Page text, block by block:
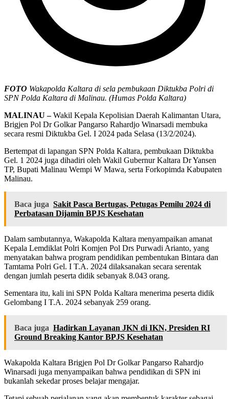
FOTO Wakapolda Kaltara di sela pembukaan Diktukba Polri di
SPN Polda Kaltara di Malinau. (Humas Polda Kaltara)
MALINAU –Wakil Kepala Kepolisian Daerah Kalimantan Utara,
Brigjen Pol Dr Golkar Pangarso Rahardjo Winarsadi membuka
secara resmi Diktukba Gel. I 2024 pada Selasa (13/2/2024).
Bertempat di lapangan SPN Polda Kaltara, pembukaan Diktukba
Gel. 1 2024 juga dihadiri oleh Wakil Gubernur Kaltara Dr Yansen
TP, Bupati Malinau Wempi W Mawa, serta Forkopimda Kabupaten
Malinau.
Baca juga Sakit Pasca Bertugas, Petugas Pemilu 2024 di
Perbatasan Dijamin BPJS Kesehatan
Dalam sambutannya, Wakapolda Kaltara menyampaikan amanat
Kepala Lemdiklat Polri Komjen Pol Drs Purwadi Arianto, yang
menyatakan bahwa program pendidikan pembentukan Bintara dan
Tamtama Polri Gel. I T.A. 2024 dilaksanakan secara serentak
dengan jumlah peserta didik sebanyak 8.043 orang.
Sementara itu, kali ini SPN Polda Kaltara menerima peserta didik
Gelombang I T.A. 2024 sebanyak 259 orang.
Baca juga Hadirkan Layanan JKN di IKN, Presiden RI
Ground Breaking Kantor BPJS Kesehatan
Wakapolda Kaltara Brigjen Pol Dr Golkar Pangarso Rahardjo
Winarsadi juga menyampaikan bahwa pendidikan di SPN ini
bukanlah sekedar proses belajar mengajar.